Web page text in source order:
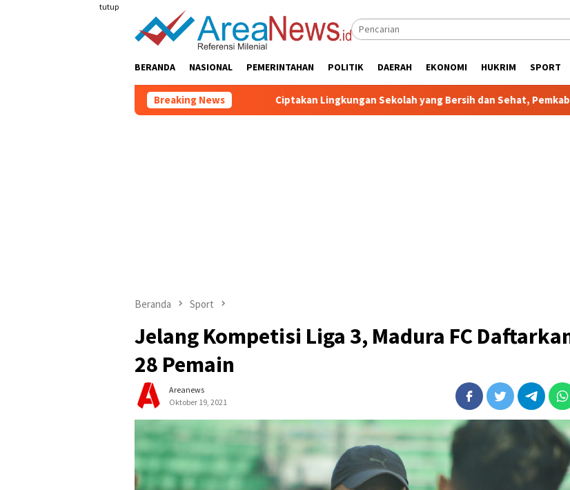
tutup
BERANDA NASIONAL PEMERINTAHAN POLITIK DAERAH EKONOMI HUKRIM SPORT
Breaking NewsCiptakan Lingkungan Sekolah yang Bersih dan Sehat, Pemkab Sumenep
Beranda Sport
Jelang Kompetisi Liga 3, Madura FC
28 Pemain
Areanews
Oktober 19, 2021